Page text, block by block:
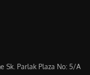
Sk. Parlak Plaza No: 5/A